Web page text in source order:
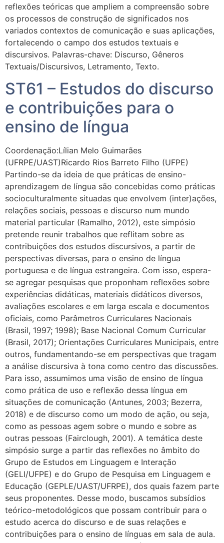
reflexões teóricas que ampliem a compreensão sobre
os processos de construção de significados nos
variados contextos de comunicação e suas aplicações,
fortalecendo o campo dos estudos textuais e
discursivos. Palavras-chave: Discurso, Gêneros
Textuais/Discursivos, Letramento, Texto.
ST61 – Estudos do discurso
e contribuições para o
ensino de língua
Coordenação:Lílian Melo Guimarães
(UFRPE/UAST)Ricardo Rios Barreto Filho (UFPE)
Partindo-se da ideia de que práticas de ensino-
aprendizagem de língua são concebidas como práticas
socioculturalmente situadas que envolvem (inter)ações,
relações sociais, pessoas e discurso num mundo
material particular (Ramalho, 2012), este simpósio
pretende reunir trabalhos que reflitam sobre as
contribuições dos estudos discursivos, a partir de
perspectivas diversas, para o ensino de língua
portuguesa e de língua estrangeira. Com isso, espera-
se agregar pesquisas que proponham reflexões sobre
experiências didáticas, materiais didáticos diversos,
avaliações escolares e em larga escala e documentos
oficiais, como Parâmetros Curriculares Nacionais
(Brasil, 1997; 1998); Base Nacional Comum Curricular
(Brasil, 2017); Orientações Curriculares Municipais, entre
outros, fundamentando-se em perspectivas que tragam
a análise discursiva à tona como centro das discussões.
Para isso, assumimos uma visão de ensino de língua
como prática de uso e reflexão dessa língua em
situações de comunicação (Antunes, 2003; Bezerra,
2018) e de discurso como um modo de ação, ou seja,
como as pessoas agem sobre o mundo e sobre as
outras pessoas (Fairclough, 2001). A temática deste
simpósio surge a partir das reflexões no âmbito do
Grupo de Estudos em Linguagem e Interação
(GELI/UFPE) e do Grupo de Pesquisa em Linguagem e
Educação (GEPLE/UAST/UFRPE), dos quais fazem parte
seus proponentes. Desse modo, buscamos subsídios
teórico-metodológicos que possam contribuir para o
estudo acerca do discurso e de suas relações e
contribuições para o ensino de línguas em sala de aula.